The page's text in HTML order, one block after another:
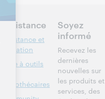
Assistance
Assistance et
formation
Boîte à outils
bibliothécaires
Soyez
informé
Recevez les
dernières
nouvelles sur
les produits et
services, des